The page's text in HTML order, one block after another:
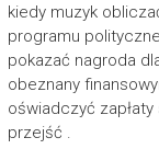
kiedy muzyk
programu
pokazać nagroda
obeznany
oświadczyć
przejść .